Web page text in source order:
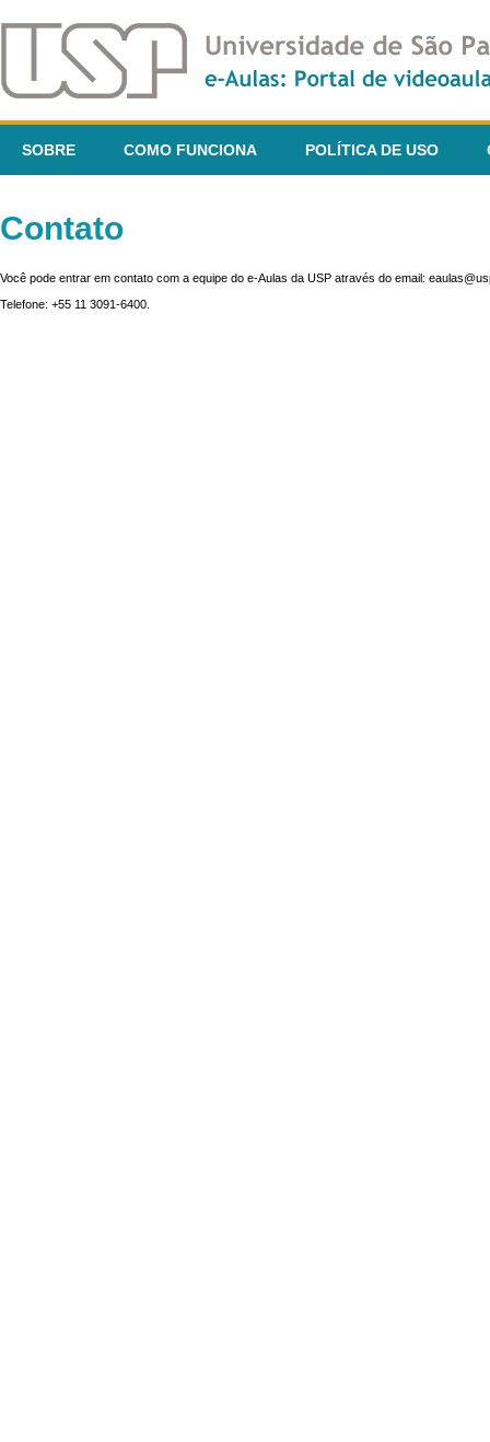
SOBRE COMO FUNCIONA POLÍTICA DE USO
Contato
Você pode entrar em contato com a equipe do e-Aulas da USP através do email:
Telefone: +55 11 3091-6400.